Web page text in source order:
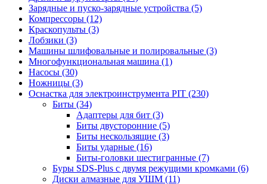
Зарядные и пуско-зарядные устройства (5)
Компрессоры (12)
Краскопульты (3)
Лобзики (3)
Машины шлифовальные и полировальные (3)
Многофункциональная машина (1)
Насосы (30)
Ножницы (3)
Оснастка для электроинструмента PIT (230)
Биты (34)
Адаптеры для бит (3)
Биты двусторонние (5)
Биты нескользящие (3)
Биты ударные (16)
Биты-головки шестигранные (7)
Буры SDS-Plus c двумя режущими кромками (6)
Диски алмазные для УШМ (11)